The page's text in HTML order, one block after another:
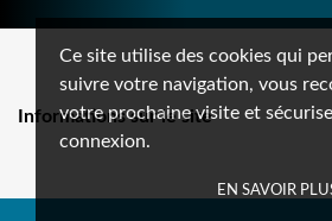
Ce site utilise des cookies qui
suivre votre navigation, vous
votre prochaine visite et
connexion.
EN SAVOIR
Informations sur le site